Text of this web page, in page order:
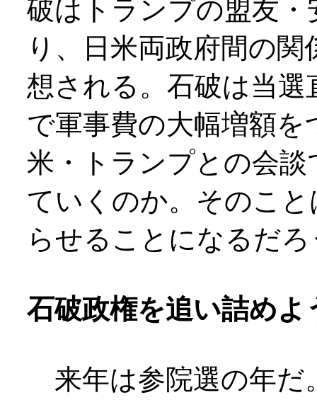
破はトランプの盟友
り、日米両政府間の
想される。石破は当
で軍事費の大幅増額
米・トランプとの会
ていくのか。そのこ
らせることになるだろ
石破政権を追い詰めよ
来年は参院選の年だ